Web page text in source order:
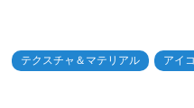
テクスチャ＆マテリアル アイ